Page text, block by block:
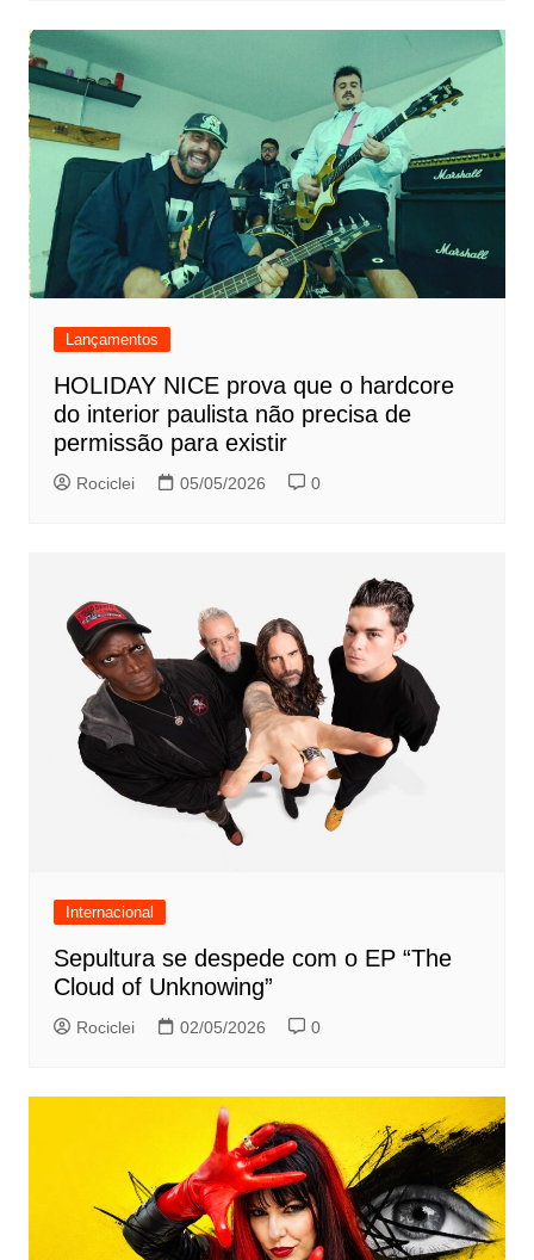
Lançamentos
HOLIDAY NICE prova que o hardcore
do interior paulista não precisa de
permissão para existir
Rociclei 05/05/2026 0
Internacional
Sepultura se despede com o EP “The
Cloud of Unknowing”
Rociclei 02/05/2026 0